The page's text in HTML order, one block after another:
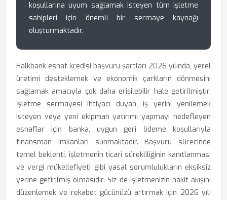
koşullarına uyum sağlamak isteyen tüm işletme
sahipleri için önemli bir sermaye kaynağı
oluşturmaktadır.
Halkbank esnaf kredisi başvuru şartları 2026 yılında, yerel
üretimi desteklemek ve ekonomik çarkların dönmesini
sağlamak amacıyla çok daha erişilebilir hale getirilmiştir.
İşletme sermayesi ihtiyacı duyan, iş yerini yenilemek
isteyen veya yeni ekipman yatırımı yapmayı hedefleyen
esnaflar için banka, uygun geri ödeme koşullarıyla
finansman imkanları sunmaktadır. Başvuru sürecinde
temel beklenti, işletmenin ticari sürekliliğinin kanıtlanması
ve vergi mükellefiyeti gibi yasal sorumlulukların eksiksiz
yerine getirilmiş olmasıdır. Siz de işletmenizin nakit akışını
düzenlemek ve rekabet gücünüzü artırmak için 2026 yılı